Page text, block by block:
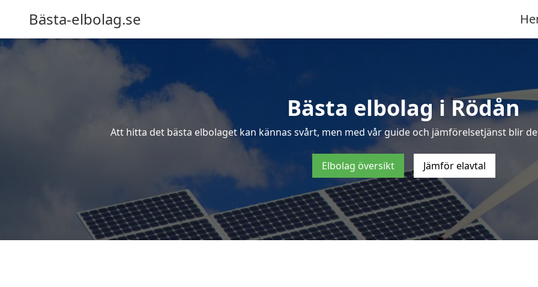
Bästa-elbolag.se
Bästa elbolag i Rödån
Att hitta det bästa elbolaget kan kännas svårt, men med vår guide och jämförelsetjänst blir
Elbolag översikt Jämför elavtal